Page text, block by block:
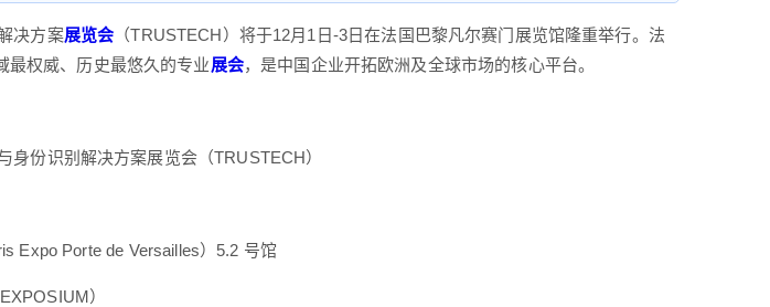
决方案展览会 （TRUSTECH）将于12月1日-3日在法国巴黎凡尔赛门展览馆隆重举行。法
最权威、历史最悠久的专业展会，是中国企业开拓欧洲及全球市场的核心平台。
身份识别解决方案展览会（TRUSTECH）
Expo Porte de Versailles）5.2 号馆
）